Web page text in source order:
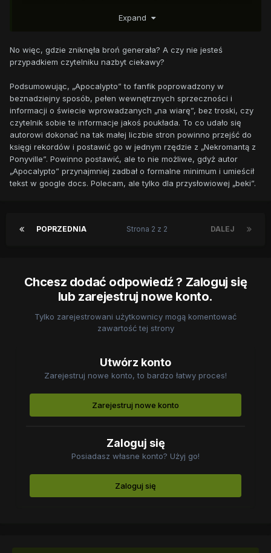
kuca. Zrzucił z siebie różowe truchło monstrum i pozbierał
Pozostałe dwa potwory dotrzymywały im kroku i coraz
mogły zaatakować. Jeden ze stworów mocnym skokiem
rzucił się na Zecorę i wbił w jej ciało swoje ostre zęby. Zły
los sprawił, że trafił ją w szyję, uśmiercając zebrę. Padła
martwa, a kuce zaczęły powoli pożerać jej ciało. Generał
wiedział, że dla niej jest już za późno i nie pozwolił nikomu
zwolnić tempa.
Expand
No więc, gdzie zniknęła broń generała? A czy nie jesteś
przypadkiem czytelniku nazbyt ciekawy?
Podsumowując, „Apocalypto” to fanfik poprowadzony w
beznadziejny sposób, pełen wewnętrznych sprzeczności i
informacji o świecie wprowadzanych „na wiarę”, bez troski, czy
czytelnik sobie te informacje jakoś poukłada. To co udało się
autorowi dokonać na tak małej liczbie stron powinno przejść do
księgi rekordów i postawić go w jednym rzędzie z „Nekromantą z
Ponyville”. Powinno postawić, ale to nie możliwe, gdyż autor
„Apocalypto” przynajmniej zadbał o formalne minimum i umieścił
tekst w google docs. Polecam, ale tylko dla przysłowiowej „beki”.
POPRZEDNIA DALEJ
Strona 2 z 2
Chcesz dodać odpowiedź ? Zaloguj się
lub zarejestruj nowe konto.
Tylko zarejestrowani użytkownicy mogą komentować
zawartość tej strony
Utwórz konto
Zarejestruj nowe konto, to bardzo łatwy proces!
Zarejestruj nowe konto
Zaloguj się
Posiadasz własne konto? Użyj go!
Zaloguj się